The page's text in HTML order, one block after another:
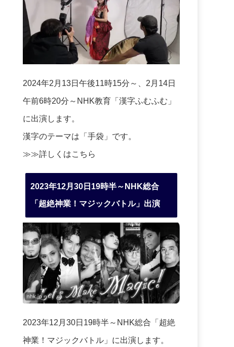
2024年2月13日午後11時15分～、2月14日
午前6時20分～NHK教育「漢字ふむふむ」
に出演します。
漢字のテーマは「手袋」です。
≫≫詳しくはこちら
2023年12月30日19時半～NHK総合
「超絶神業！マジックバトル」出演
2023年12月30日19時半～NHK総合「超絶
神業！マジックバトル」に出演します。